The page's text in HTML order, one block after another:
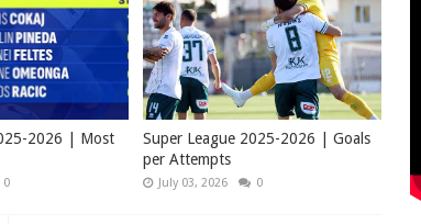
2026 | Most
0
Super League 2025-2026 | Goals
per Attempts
July 03, 2026 0